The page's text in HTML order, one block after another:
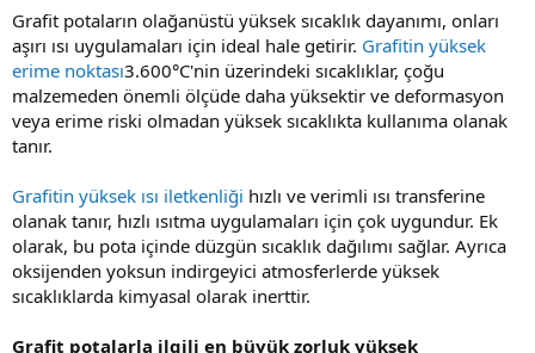
Grafit Pota Bakır Ergitme.
47771 eklentisine bak
Grafit potaların olağanüstü yüksek sıcaklık dayanımı, onları
aşırı ısı uygulamaları için ideal hale getirir. Grafitin yüksek
erime noktası3.600°C'nin üzerindeki sıcaklıklar, çoğu
malzemeden önemli ölçüde daha yüksektir ve deformasyon
veya erime riski olmadan yüksek sıcaklıkta kullanıma olanak
tanır.
Grafitin yüksek ısı iletkenliği hızlı ve verimli ısı transferine
olanak tanır, hızlı ısıtma uygulamaları için çok uygundur. Ek
olarak, bu pota içinde düzgün sıcaklık dağılımı sağlar. Ayrıca
oksijenden yoksun indirgeyici atmosferlerde yüksek
sıcaklıklarda kimyasal olarak inerttir.
Grafit potalarla ilgili en büyük zorluk yüksek